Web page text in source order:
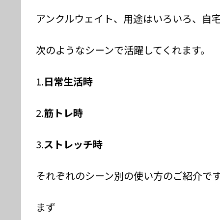
アンクルウェイト、用途はいろいろ、自
次のようなシーンで活躍してくれます。
1.日常生活時
2.筋トレ時
3.ストレッチ時
それぞれのシーン別の使い方のご紹介です
まず